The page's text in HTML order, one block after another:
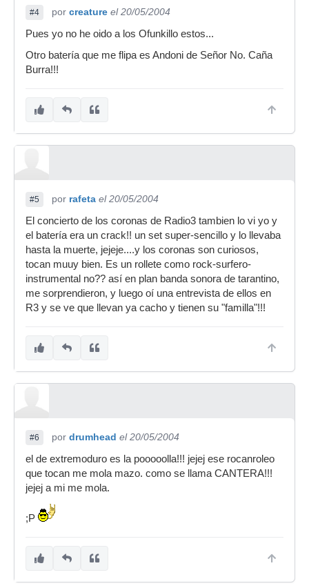
#4 por creature el 20/05/2004
Pues yo no he oido a los Ofunkillo estos...
Otro batería que me flipa es Andoni de Señor No. Caña
Burra!!!
#5 por rafeta el 20/05/2004
El concierto de los coronas de Radio3 tambien lo vi yo y
el batería era un crack!! un set super-sencillo y lo llevaba
hasta la muerte, jejeje....y los coronas son curiosos,
tocan muuy bien. Es un rollete como rock-surfero-
instrumental no?? así en plan banda sonora de tarantino,
me sorprendieron, y luego oí una entrevista de ellos en
R3 y se ve que llevan ya cacho y tienen su "familla"!!!
#6 por drumhead el 20/05/2004
el de extremoduro es la pooooolla!!! jejej ese rocanroleo
que tocan me mola mazo. como se llama CANTERA!!!
jejej a mi me mola.
;P